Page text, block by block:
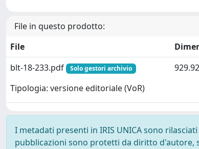
File in questo prodotto:
File
blt-18-233.pdf
Solo gestori archivio
Tipologia: versione editoriale (VoR)
I metadati presenti in IRIS UNICA sono
pubblicazioni sono protetti da diritto d'autore,